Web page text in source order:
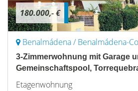
180.000,- €
Benalmádena / Benalmádena-
3-Zimmerwohnung mit Garage
Gemeinschaftspool,
Etagenwohnung